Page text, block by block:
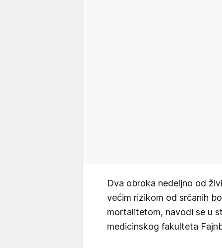
Dva obroka nedeljno od
većim rizikom od srčanih
mortalitetom, navodi se u
medicinskog fakulteta